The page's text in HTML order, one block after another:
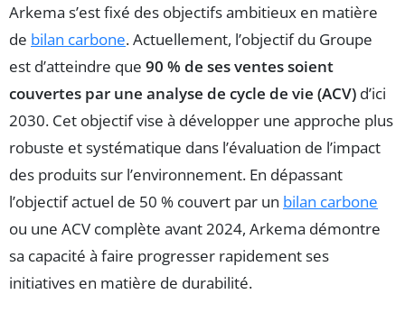
Arkema s’est fixé des objectifs ambitieux en matière
de bilan carbone. Actuellement, l’objectif du Groupe
est d’atteindre que 90 % de ses ventes soient
couvertes par une analyse de cycle de vie (ACV) d’ici
2030. Cet objectif vise à développer une approche plus
robuste et systématique dans l’évaluation de l’impact
des produits sur l’environnement. En dépassant
l’objectif actuel de 50 % couvert par un bilan carbone
ou une ACV complète avant 2024, Arkema démontre
sa capacité à faire progresser rapidement ses
initiatives en matière de durabilité.